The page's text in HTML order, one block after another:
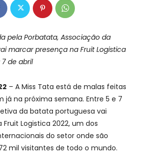
pela Porbatata, Associação da
marcar presença na Fruit Logistica
de abril
– A Miss Tata está de malas feitas
já na próxima semana. Entre 5 e 7
da batata portuguesa vai
Logistica 2022, um dos
do setor onde são
mil visitantes de todo o mundo.